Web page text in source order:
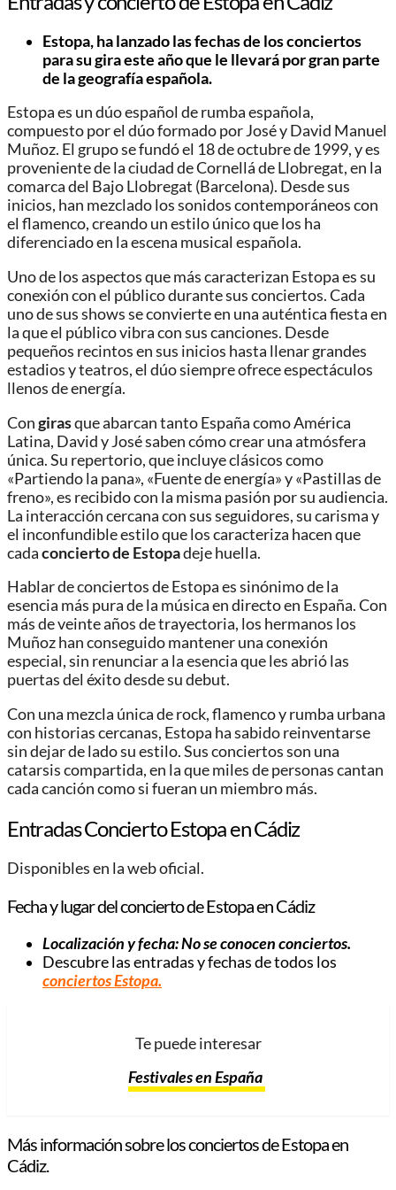
Estopa, ha lanzado las fechas de los conciertos
para su gira este año que le llevará por gran parte
de la geografía española.
Estopa es un dúo español de rumba española,
compuesto por el dúo formado por José y David Manuel
Muñoz. El grupo se fundó el 18 de octubre de 1999, y es
proveniente de la ciudad de Cornellá de Llobregat, en la
comarca del Bajo Llobregat (Barcelona). Desde sus
inicios, han mezclado los sonidos contemporáneos con
el flamenco, creando un estilo único que los ha
diferenciado en la escena musical española.
Uno de los aspectos que más caracterizan Estopa es su
conexión con el público durante sus conciertos. Cada
uno de sus shows se convierte en una auténtica fiesta en
la que el público vibra con sus canciones. Desde
pequeños recintos en sus inicios hasta llenar grandes
estadios y teatros, el dúo siempre ofrece espectáculos
llenos de energía.
Congirasque abarcan tanto España como América
Latina, David y José saben cómo crear una atmósfera
única. Su repertorio, que incluye clásicos como
«Partiendo la pana», «Fuente de energía» y «Pastillas de
freno», es recibido con la misma pasión por su audiencia.
La interacción cercana con sus seguidores, su carisma y
el inconfundible estilo que los caracteriza hacen que
cadaconcierto de Estopadeje huella.
Hablar de conciertos de Estopa es sinónimo de la
esencia más pura de la música en directo en España. Con
más de veinte años de trayectoria, los hermanos los
Muñoz han conseguido mantener una conexión
especial, sin renunciar a la esencia que les abrió las
puertas del éxito desde su debut.
Con una mezcla única de rock, flamenco y rumba urbana
con historias cercanas, Estopa ha sabido reinventarse
sin dejar de lado su estilo. Sus conciertos son una
catarsis compartida, en la que miles de personas cantan
cada canción como si fueran un miembro más.
Entradas Concierto Estopa en Cádiz
Disponibles en la web oficial.
Fecha y lugar del concierto de Estopa en Cádiz
Localización y fecha: No se conocen conciertos.
Descubre las entradas y fechas de todos los
conciertos Estopa.
Te puede interesar
Festivales en España
Más información sobre los conciertos de Estopa en
Cádiz.